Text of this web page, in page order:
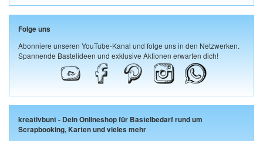
Folge uns
Abonniere unseren YouTube-Kanal und folge uns in den Netzwerken.
Spannende Bastelideen und exklusive Aktionen erwarten dich!
kreativbunt - Dein Onlineshop für Bastelbedarf rund um
Scrapbooking, Karten und vieles mehr